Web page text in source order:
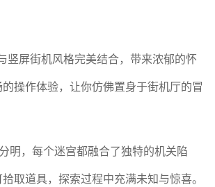
竖屏街机风格完美结合，带来浓郁的怀
的操作体验，让你仿佛置身于街机厅的冒
明，每个迷宫都融合了独特的机关陷
取道具，探索过程中充满未知与惊喜。